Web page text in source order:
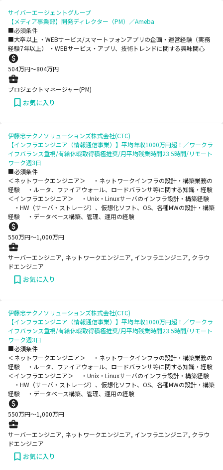
サイバーエージェントグループ
【メディア事業部】開発ディレクター（PM）／Ameba
■必須条件
■大卒以上 ・WEBサービス/スマートフォンアプリの企画・運営経験（実務
経験7年以上） ・WEBサービス・アプリ、技術トレンドに関する興味関心
504万円〜804万円
プロジェクトマネージャー(PM)
お気に入り
伊藤忠テクノソリューションズ株式会社(CTC)
【インフラエンジニア（情報通信事業）】平均年収1000万円超！／ワークラ
イフバランス重視/有給休暇取得積極推奨/月平均残業時間23.5時間/リモート
ワーク週3日
■必須条件
＜ネットワークエンジニア＞ ・ネットワークインフラの設計・構築業務の
経験 ・ルータ、ファイアウォール、ロードバランサ等に関する知識・経験
＜インフラエンジニア＞ ・Unix・Linuxサーバのインフラ設計・構築経験
・HW（サーバ・ストレージ）、仮想化ソフト、OS、各種MWの設計・構築
経験 ・データベース構築、管理、運用の経験
550万円〜1,000万円
サーバーエンジニア, ネットワークエンジニア, インフラエンジニア, クラウ
ドエンジニア
お気に入り
伊藤忠テクノソリューションズ株式会社(CTC)
【インフラエンジニア（情報通信事業）】平均年収1000万円超！／ワークラ
イフバランス重視/有給休暇取得積極推奨/月平均残業時間23.5時間/リモート
ワーク週3日
■必須条件
＜ネットワークエンジニア＞ ・ネットワークインフラの設計・構築業務の
経験 ・ルータ、ファイアウォール、ロードバランサ等に関する知識・経験
＜インフラエンジニア＞ ・Unix・Linuxサーバのインフラ設計・構築経験
・HW（サーバ・ストレージ）、仮想化ソフト、OS、各種MWの設計・構築
経験 ・データベース構築、管理、運用の経験
550万円〜1,000万円
サーバーエンジニア, ネットワークエンジニア, インフラエンジニア, クラウ
ドエンジニア
お気に入り